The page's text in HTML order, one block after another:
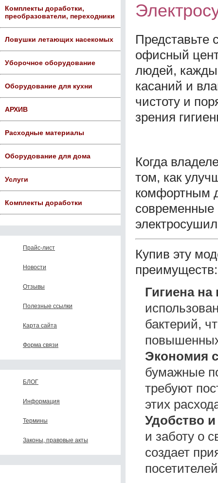
Комплекты доработки,
преобразователи, переходники
Ловушки летающих насекомых
Уборочное оборудование
Оборудование для кухни
АРХИВ
Расходные материалы
Оборудование для дома
Услуги
Комплекты доработки
Прайс-лист
Новости
Отзывы
Полезные ссылки
Карта сайта
Форма связи
БЛОГ
Информация
Термины
Законы, правовые акты
Представьте
офисный
людей,
касаний и
чистоту и
зрения
Когда
том, как
комфортным
современные
Купив эту
преимуществ:
Гигиена
бактерий,
Экономия
бумажные
требуют
этих
Удобство
и заботу о
создает